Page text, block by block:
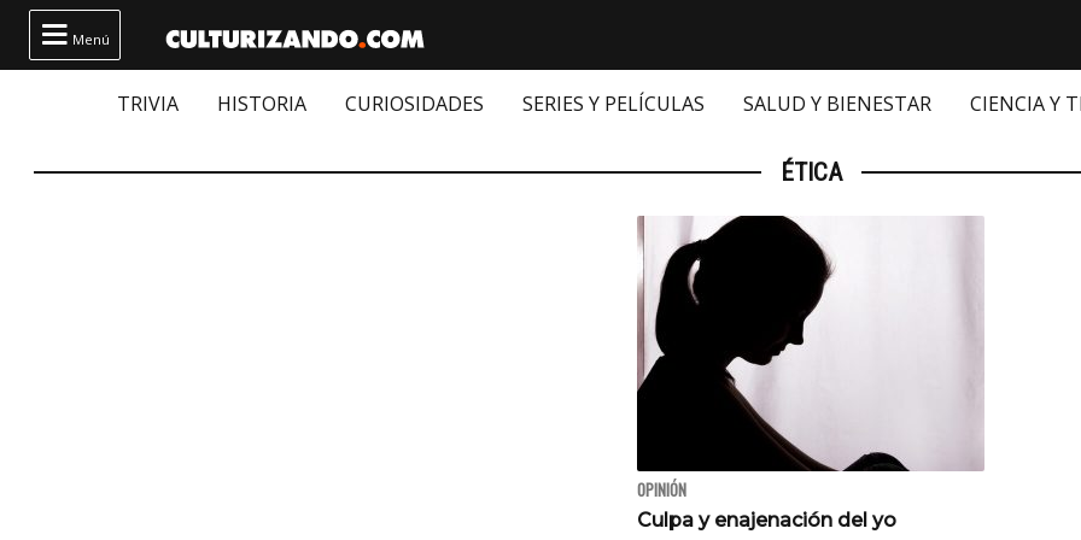
 Menú
TRIVIA HISTORIA CURIOSIDADES SERIES Y PELÍCULAS SALUD Y BIENESTAR CIENCIA Y
ÉTICA
OPINIÓN
Culpa y enajenación del yo